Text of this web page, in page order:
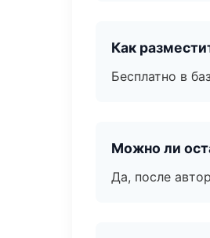
Как
Бесплатно в
Можно ли
Да, после